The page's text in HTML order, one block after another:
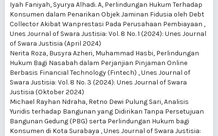
Iyah Faniyah, Syurya Alhadi. A, Perlindungan Hukum Terhadap
Konsumen dalam Penarikan Objek Jaminan Fidusia oleh Debt
Collector Akibat Wanprestasi Pada Perusahaan Pembiayaan ,
Unes Journal of Swara Justisia: Vol. 8 No. 1 (2024): Unes Journal
of Swara Justisia (April 2024)
Nerita Roza, Busyra Azheri, Muhammad Hasbi, Perlindungan
Hukum Bagi Nasabah dalam Perjanjian Pinjaman Online
Berbasis Financial Technology (Fintech) ,Unes Journal of
Swara Justisia: Vol. 8 No. 3 (2024): Unes Journal of Swara
Justisia (Oktober 2024)
Michael Rayhan Ndraha, Retno Dewi Pulung Sari,Analisis
Yuridis terhadap Bangunan yang Didirikan Tanpa Persetujuan
Bangunan Gedung (PBG) serta Perlindungan Hukum bagi
Konsumen di Kota Surabaya ,Unes Journal of Swara Justisia: